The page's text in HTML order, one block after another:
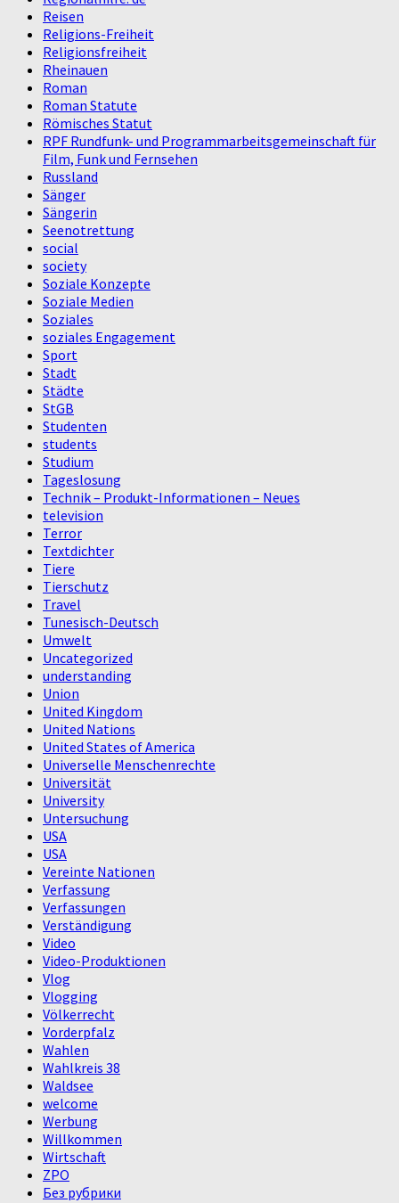
Reisen
Religions-Freiheit
Religionsfreiheit
Rheinauen
Roman
Roman Statute
Römisches Statut
RPF Rundfunk- und Programmarbeitsgemeinschaft für
Film, Funk und Fernsehen
Russland
Sänger
Sängerin
Seenotrettung
social
society
Soziale Konzepte
Soziale Medien
Soziales
soziales Engagement
Sport
Stadt
Städte
StGB
Studenten
students
Studium
Tageslosung
Technik – Produkt-Informationen – Neues
television
Terror
Textdichter
Tiere
Tierschutz
Travel
Tunesisch-Deutsch
Umwelt
Uncategorized
understanding
Union
United Kingdom
United Nations
United States of America
Universelle Menschenrechte
Universität
University
Untersuchung
USA
USA
Vereinte Nationen
Verfassung
Verfassungen
Verständigung
Video
Video-Produktionen
Vlog
Vlogging
Völkerrecht
Vorderpfalz
Wahlen
Wahlkreis 38
Waldsee
welcome
Werbung
Willkommen
Wirtschaft
ZPO
Без рубрики